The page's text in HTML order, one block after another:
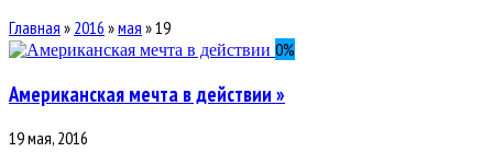
Главная » 2016 »мая »19
0%
Американская мечта в действии »
19 мая, 2016